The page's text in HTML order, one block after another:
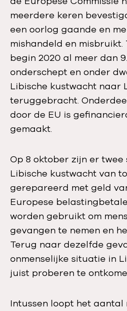
meerdere keren
een oorlog gaande en
mishandeld en misbruikt.
begin 2020 al meer dan
onderschept en onder
Libische kustwacht naar
teruggebracht.
door de EU is
gemaakt.
Op 8 oktober zijn er twee
Libische kustwacht van
gerepareerd met geld
Europese
worden gebruikt om
gevangen te nemen en
Terug naar dezelfde
onmenselijke situatie in
juist proberen te
Intussen loopt het aantal